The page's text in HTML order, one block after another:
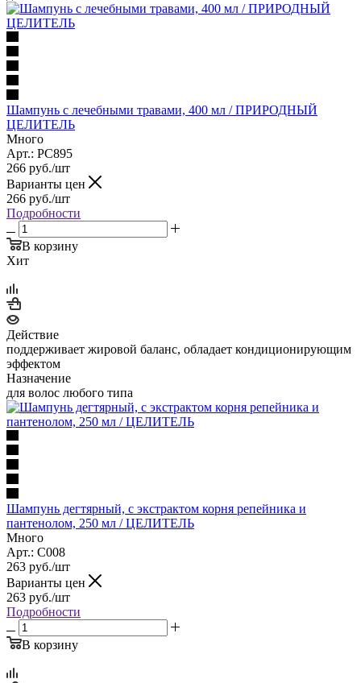
Шампунь с лечебными травами, 400 мл / ПРИРОДНЫЙ
ЦЕЛИТЕЛЬ
Много
Арт.: PC895
266 руб./шт
Варианты цен
266 руб./шт
Подробности
В корзину
Хит
Действие
поддерживает жировой баланс, обладает кондиционирующим
эффектом
Назначение
для волос любого типа
Шампунь дегтярный, с экстрактом корня репейника и
пантенолом, 250 мл / ЦЕЛИТЕЛЬ
Много
Арт.: C008
263 руб./шт
Варианты цен
263 руб./шт
Подробности
В корзину